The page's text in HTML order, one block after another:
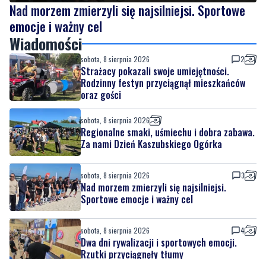
Nad morzem zmierzyli się najsilniejsi. Sportowe
emocje i ważny cel
Wiadomości
sobota, 8 sierpnia 2026 2
Strażacy pokazali swoje umiejętności.
Rodzinny festyn przyciągnął mieszkańców
oraz gości
sobota, 8 sierpnia 2026
Regionalne smaki, uśmiechu i dobra zabawa.
Za nami Dzień Kaszubskiego Ogórka
sobota, 8 sierpnia 2026 3
Nad morzem zmierzyli się najsilniejsi.
Sportowe emocje i ważny cel
sobota, 8 sierpnia 2026 4
Dwa dni rywalizacji i sportowych emocji.
Rzutki przyciągnęły tłumy